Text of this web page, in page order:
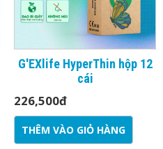
G'EXlife HyperThin hộp 12
cái
226,500đ
THÊM VÀO GIỎ HÀNG